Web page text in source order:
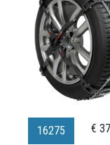
16275 €